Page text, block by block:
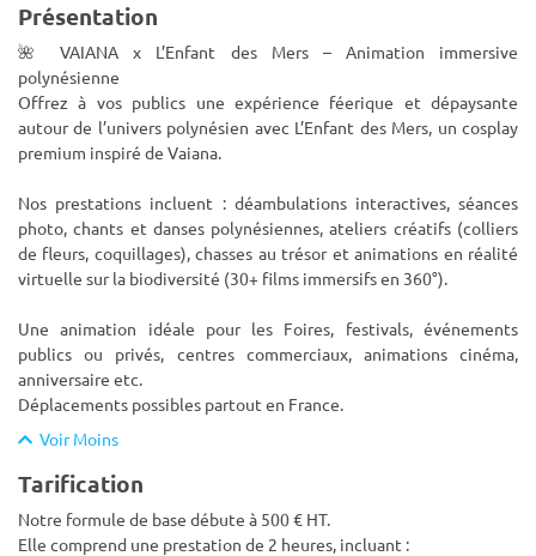
Présentation
🌺 VAIANA x L’Enfant des Mers – Animation immersive
polynésienne
Offrez à vos publics une expérience féerique et dépaysante
autour de l’univers polynésien avec L’Enfant des Mers, un cosplay
premium inspiré de Vaiana.
Nos prestations incluent : déambulations interactives, séances
photo, chants et danses polynésiennes, ateliers créatifs (colliers
de fleurs, coquillages), chasses au trésor et animations en réalité
virtuelle sur la biodiversité (30+ films immersifs en 360°).
Une animation idéale pour les Foires, festivals, événements
publics ou privés, centres commerciaux, animations cinéma,
anniversaire etc.
Déplacements possibles partout en France.
Voir Moins
Tarification
Notre formule de base débute à 500 € HT.
Elle comprend une prestation de 2 heures, incluant :